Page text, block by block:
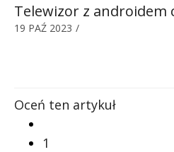
Telewizor z androidem
19 PAŹ 2023 /
Oceń ten artykuł
1